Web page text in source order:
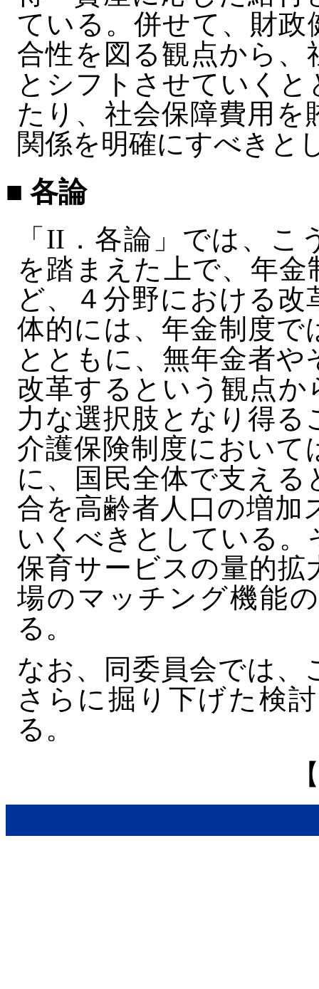
ている。併せて、財政
合性を図る観点から、
とシフトさせていく
たり、社会保障費用
関係を明確にすべきと
■ 各論
「II．各論」では、
を踏まえた上で、年
ど、４分野における
体的には、年金制度で
とともに、無年金者
改革するという観点か
力な選択肢となり得
介護保険制度において
に、国民全体で支え
合を高齢者人口の増加
いくべきとしている
保育サービスの量的拡
場のマッチング機能
る。
なお、同委員会では
さらに掘り下げた検
る。